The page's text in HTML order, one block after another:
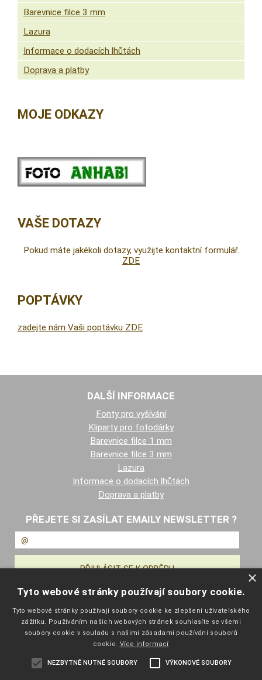
Barevnice filce 3 mm
Lazura
Informace o dodacích lhůtách
Doprava a platby
MOJE ODKAZY
Pokud máte jakékoli dotazy, využijte kontaktní formulář.
DALŠÍ INFORMACE
Fonty pro vyšívání
Kliparty pro fotodárky
Barevnice filce 1 mm
Barevnice filce 3 mm
Informace o dodacích lhůtách
PŘEJETE SI ZASÍLAT EMAILY NEWSLETTER ?
NAVIGACE
Úvodní strana
×
Tyto webové stránky používají soubory cookie.
Tyto webové stránky používají soubory cookie ke zlepšení uživatelského
zážitku. Používáním našich webových stránek souhlasíte se všemi
soubory cookie v souladu s našimi zásadami používání souborů
cookie. Více informací
NEZBYTNĚ NUTNÉ SOUBORY VÝKONOVÉ SOUBORY